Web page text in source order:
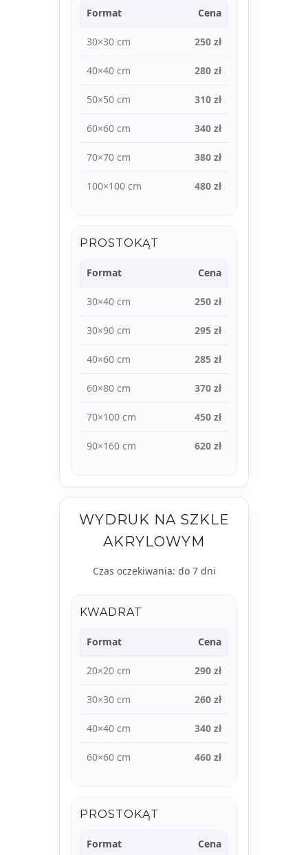
Format Cena
30×30 cm 250 zł
40×40 cm 280 zł
50×50 cm 310 zł
60×60 cm 340 zł
70×70 cm 380 zł
100×100 cm 480 zł
PROSTOKĄT
Format Cena
30×40 cm 250 zł
30×90 cm 295 zł
40×60 cm 285 zł
60×80 cm 370 zł
70×100 cm 450 zł
90×160 cm 620 zł
WYDRUK NA SZKLE
AKRYLOWYM
Czas oczekiwania: do 7 dni
KWADRAT
Format Cena
20×20 cm 290 zł
30×30 cm 260 zł
40×40 cm 340 zł
60×60 cm 460 zł
PROSTOKĄT
Format Cena